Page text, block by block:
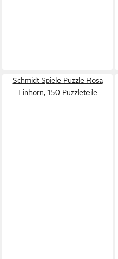
Schmidt Spiele Puzzle Rosa
Einhorn, 150 Puzzleteile